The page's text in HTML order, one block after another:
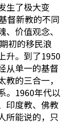
生了极大变
督新教的不同
价值观念、
初的移民浪
升。到了1950
从单一的基督
的三合一，
。1960年代以
印度教、佛教
所能说的，只